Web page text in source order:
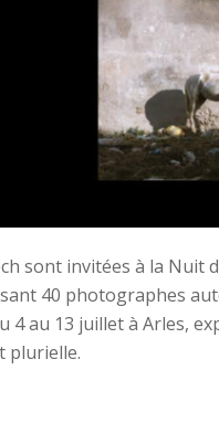
sont invitées à la Nuit
40 photographes
4 au 13 juillet à Arles,
plurielle.